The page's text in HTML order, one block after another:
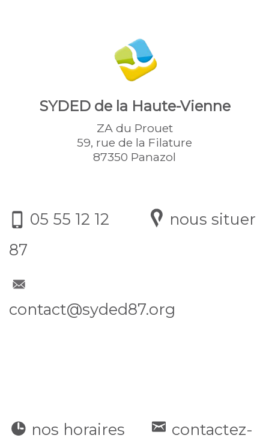
SYDED de la Haute-Vienne
ZA du Prouet
59, rue de la Filature
87350 Panazol
05 55 12 12
87
contact@syded87.org
nous situer
nos horaires contactez-